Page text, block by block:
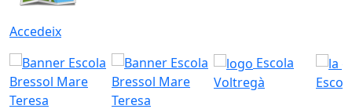
Accedeix
Escola
Voltregà